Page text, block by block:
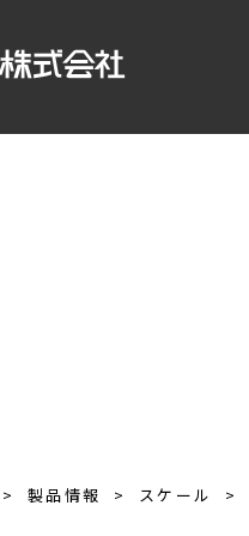
製品情報 スケール